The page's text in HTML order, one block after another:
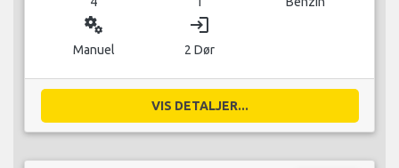
miscellaneous_services
Manuel
login
2 Dør
VIS DETALJER...